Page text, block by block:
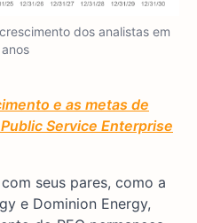
dos analistas em
e as metas de
Service Enterprise
seus pares, como a
e Dominion Energy,